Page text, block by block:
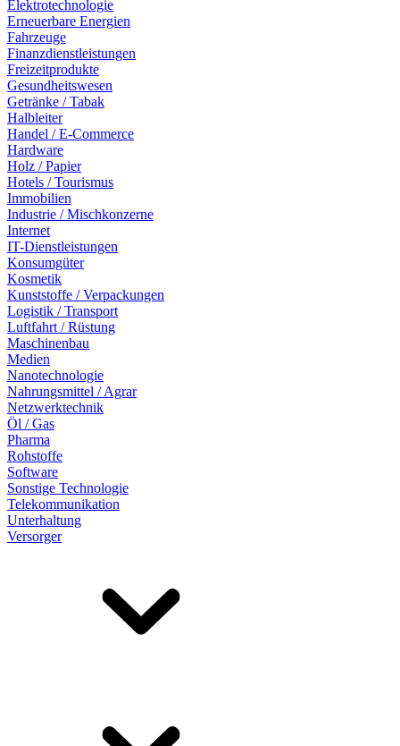
Elektrotechnologie
Erneuerbare Energien
Fahrzeuge
Finanzdienstleistungen
Freizeitprodukte
Gesundheitswesen
Getränke / Tabak
Halbleiter
Handel / E-Commerce
Hardware
Holz / Papier
Hotels / Tourismus
Immobilien
Industrie / Mischkonzerne
Internet
IT-Dienstleistungen
Konsumgüter
Kosmetik
Kunststoffe / Verpackungen
Logistik / Transport
Luftfahrt / Rüstung
Maschinenbau
Medien
Nanotechnologie
Nahrungsmittel / Agrar
Netzwerktechnik
Öl / Gas
Pharma
Rohstoffe
Software
Sonstige Technologie
Telekommunikation
Unterhaltung
Versorger